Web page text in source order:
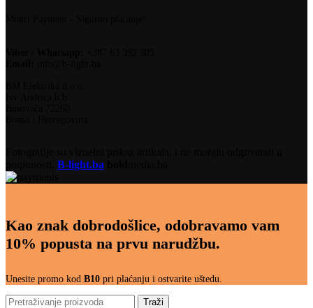
B-light.ba
Kao znak dobrodošlice, odobravamo vam
10% popusta na prvu narudžbu.
Unesite promo kod B10 pri plaćanju i ostvarite uštedu.
Traži